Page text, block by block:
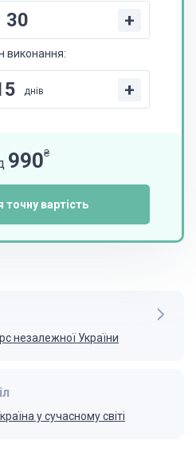
+
виконання:
днів +
990₴
точну вартість
у сучасному світі
незалежної України